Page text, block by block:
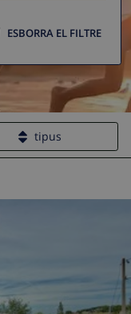
ESBORRA EL FILTRE
tipus